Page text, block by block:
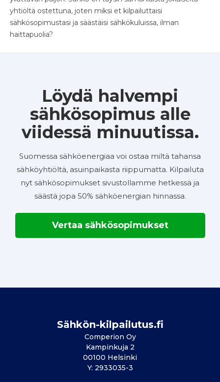
yhtiöltä ostettuna, joten miksi et kilpailuttaisi
sähkösopimustasi ja säästäisi sähkökuluissa, ilman
haittapuolia?
Löydä halvempi
sähkösopimus alle
viidessä minuutissa.
Suomessa sähköenergiaa voi ostaa miltä tahansa
sähköyhtiöltä, asuinpaikasta riippumatta. Kilpailuta
nyt sähkösopimukset sivustollamme hetkessä ja
säästä jopa 50% sähköenergian hinnassa.
Vertaa sähkösopimukset
Sähkön-kilpailutus.fi
Comperion Oy
Kampinkuja 2
00100 Helsinki
Y: 2933035-3